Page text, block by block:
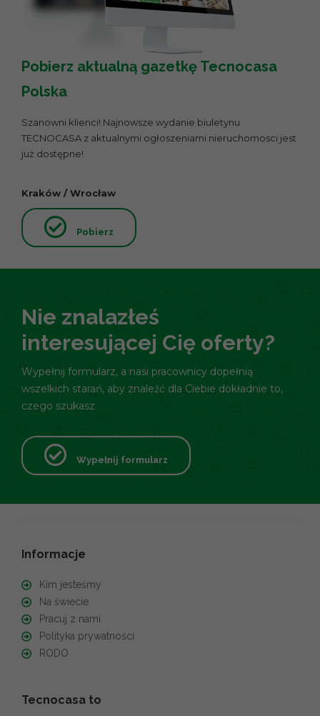
Pobierz aktualną gazetkę Tecnocasa
Polska
Szanowni klienci! Najnowsze wydanie biuletynu
TECNOCASA z aktualnymi ogłoszeniami nieruchomosci jest
już dostępne!
Kraków / Wrocław
Pobierz
Nie znalazłeś
interesującej Cię oferty?
Wypełnij formularz, a nasi pracownicy dopełnią
wszelkich starań, aby znaleźć dla Ciebie dokładnie to,
czego szukasz
Wypełnij formularz
Informacje
Kim jesteśmy
Na świecie
Pracuj z nami
Polityka prywatności
RODO
Tecnocasa to